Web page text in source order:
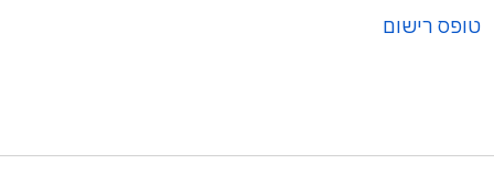
טופס רישום